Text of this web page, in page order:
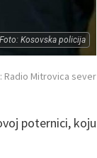
Foto: Kosovska policija
Radio Mitrovica sever
poternici, koju